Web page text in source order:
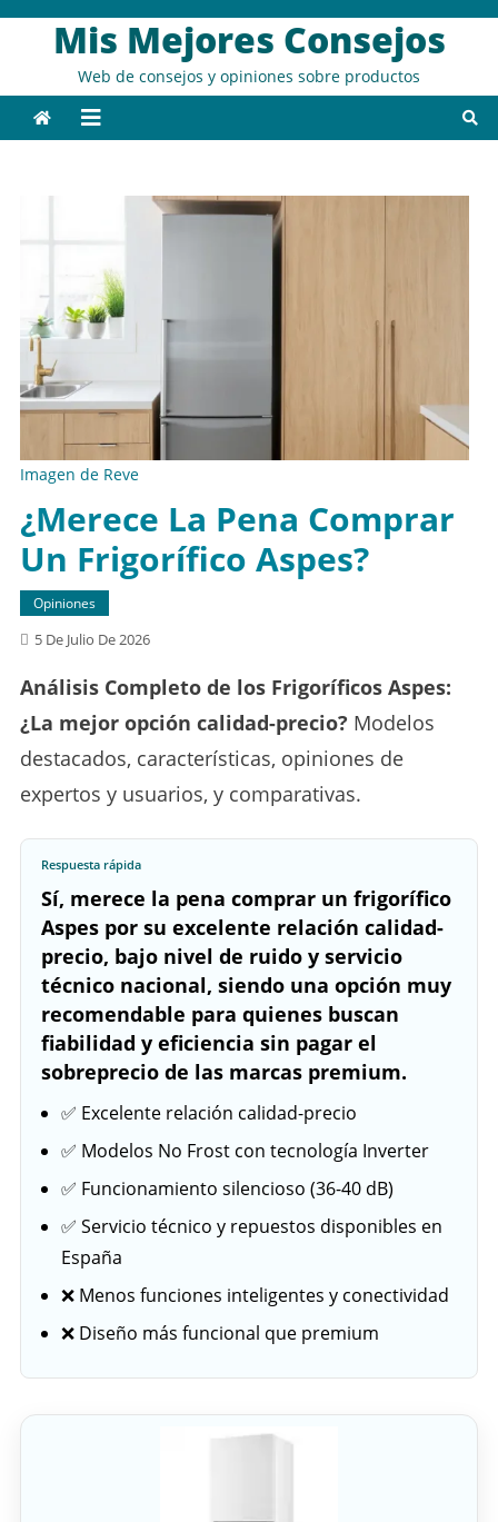
Saltar
Mis Mejores Consejos
Web de consejos y opiniones sobre productos
Imagen de Reve
¿Merece La Pena Comprar
Un Frigorífico Aspes?
Opiniones
5 De Julio De 2026
Análisis Completo de los Frigoríficos Aspes:
¿La mejor opción calidad-precio? Modelos
destacados, características, opiniones de
expertos y usuarios, y comparativas.
Respuesta rápida
Sí, merece la pena comprar un frigorífico
Aspes por su excelente relación calidad-
precio, bajo nivel de ruido y servicio
técnico nacional, siendo una opción muy
recomendable para quienes buscan
fiabilidad y eficiencia sin pagar el
sobreprecio de las marcas premium.
✅ Excelente relación calidad-precio
✅ Modelos No Frost con tecnología Inverter
✅ Funcionamiento silencioso (36-40 dB)
✅ Servicio técnico y repuestos disponibles en
España
❌ Menos funciones inteligentes y conectividad
❌ Diseño más funcional que premium